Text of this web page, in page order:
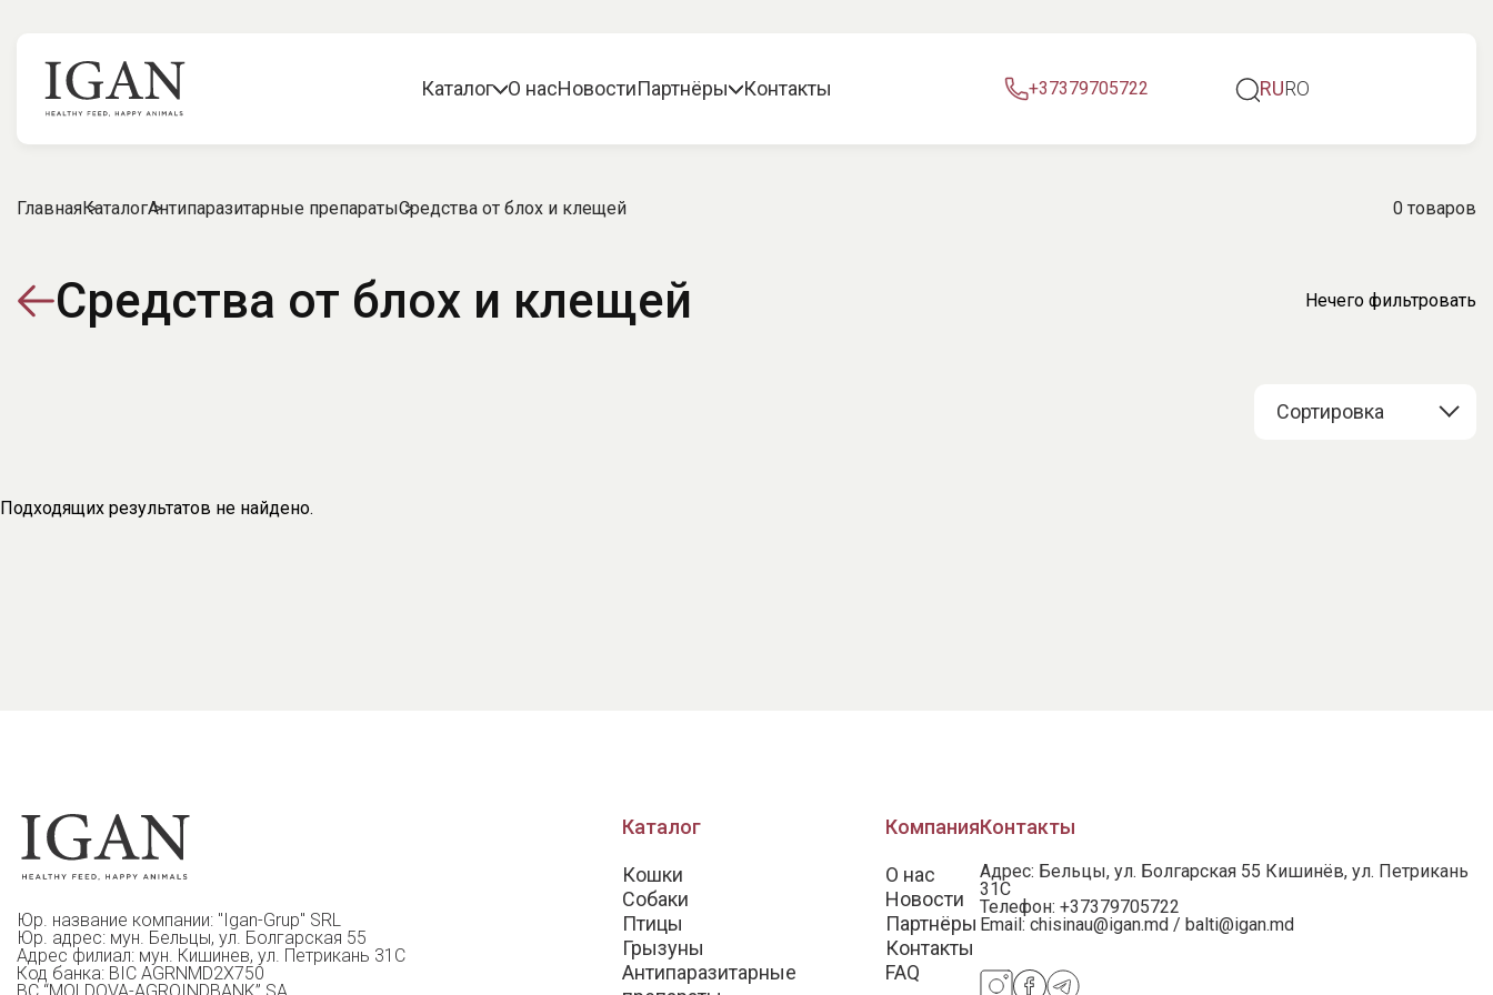
Каталог О насНовостиПартнёры Контакты +37379705722 RURO
ГлавнаяКаталогАнтипаразитарные препаратыСредства от блох и клещей 0 товаров
Средства от блох и клещей Нечего фильтровать
Сортировка
Подходящих результатов не найдено.
Юр. название компании: "Igan-Grup" SRL
Юр. адрес: мун. Бельцы, ул. Болгарская 55
Адрес филиал: мун. Кишинев, ул. Петрикань 31С
Код банка: BIC AGRNMD2X750
Каталог
Кошки
Собаки
Птицы
Грызуны
Антипаразитарные
Компания
О нас
Новости
Партнёры
Контакты
FAQ
Контакты
Адрес: Бельцы, ул. Болгарская 55 Кишинёв, ул. Петрикань
31С
Телефон:+37379705722
Email:chisinau@igan.md / balti@igan.md